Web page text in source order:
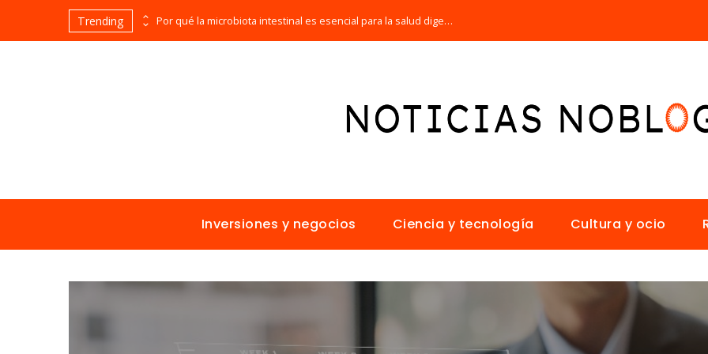
Trending Las 15 misiones espaciales fundamentales en la historia de la humanidad Por qué la microbiota intestinal es esencial para la salud digestiva
Inversiones y negocios Ciencia y tecnología Cultura y ocio